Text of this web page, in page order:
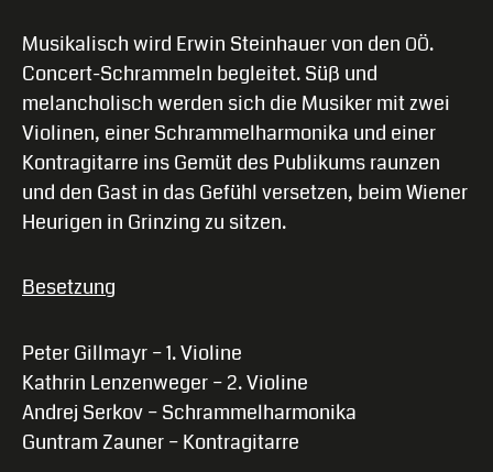
Musikalisch wird Erwin Steinhauer von den OÖ.
Concert-Schrammeln begleitet. Süß und
melancholisch werden sich die Musiker mit zwei
Violinen, einer Schrammelharmonika und einer
Kontragitarre ins Gemüt des Publikums raunzen
und den Gast in das Gefühl versetzen, beim Wiener
Heurigen in Grinzing zu sitzen.
Besetzung
Peter Gillmayr – 1. Violine
Kathrin Lenzenweger – 2. Violine
Andrej Serkov – Schrammelharmonika
Guntram Zauner – Kontragitarre